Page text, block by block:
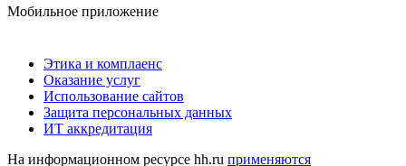
Мобильное приложение
Этика и комплаенс
Оказание услуг
Использование сайтов
Защита персональных данных
ИТ аккредитация
На информационном ресурсе hh.ru применяются